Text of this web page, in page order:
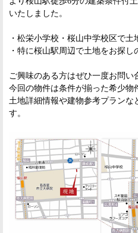
いたしました。
・松栄小学校・桜山中学校区で土
・特に桜山駅周辺で土地をお探し
ご興味のある方はぜひ一度お問い
今回の物件は条件が揃った希少物
土地詳細情報や建物参考プランな
す。